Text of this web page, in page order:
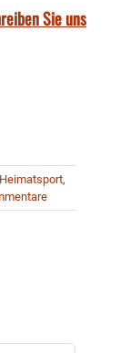
Sie uns
Heimatsport,